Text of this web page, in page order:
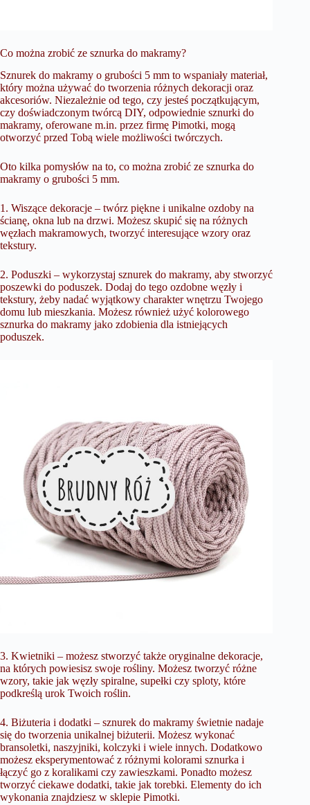
Co można zrobić ze sznurka do makramy?
Sznurek do makramy o grubości 5 mm to wspaniały materiał,
który można używać do tworzenia różnych dekoracji oraz
akcesoriów. Niezależnie od tego, czy jesteś początkującym,
czy doświadczonym twórcą DIY, odpowiednie sznurki do
makramy, oferowane m.in. przez firmę Pimotki, mogą
otworzyć przed Tobą wiele możliwości twórczych.
Oto kilka pomysłów na to, co można zrobić ze sznurka do
makramy o grubości 5 mm.
1. Wiszące dekoracje – twórz piękne i unikalne ozdoby na
ścianę, okna lub na drzwi. Możesz skupić się na różnych
węzłach makramowych, tworzyć interesujące wzory oraz
tekstury.
2. Poduszki – wykorzystaj sznurek do makramy, aby stworzyć
poszewki do poduszek. Dodaj do tego ozdobne węzły i
tekstury, żeby nadać wyjątkowy charakter wnętrzu Twojego
domu lub mieszkania. Możesz również użyć kolorowego
sznurka do makramy jako zdobienia dla istniejących
poduszek.
3. Kwietniki – możesz stworzyć także oryginalne dekoracje,
na których powiesisz swoje rośliny. Możesz tworzyć różne
wzory, takie jak węzły spiralne, supełki czy sploty, które
podkreślą urok Twoich roślin.
4. Biżuteria i dodatki – sznurek do makramy świetnie nadaje
się do tworzenia unikalnej biżuterii. Możesz wykonać
bransoletki, naszyjniki, kolczyki i wiele innych. Dodatkowo
możesz eksperymentować z różnymi kolorami sznurka i
łączyć go z koralikami czy zawieszkami. Ponadto możesz
tworzyć ciekawe dodatki, takie jak torebki. Elementy do ich
wykonania znajdziesz w sklepie Pimotki.